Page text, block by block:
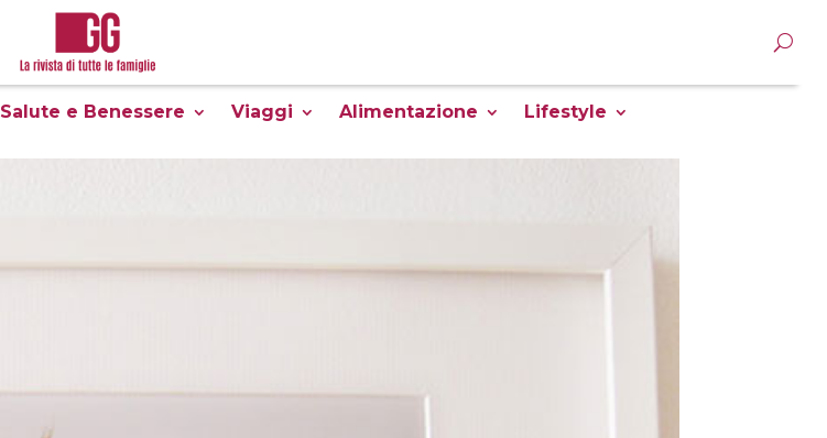
Salute e Benessere Viaggi Alimentazione Lifestyle